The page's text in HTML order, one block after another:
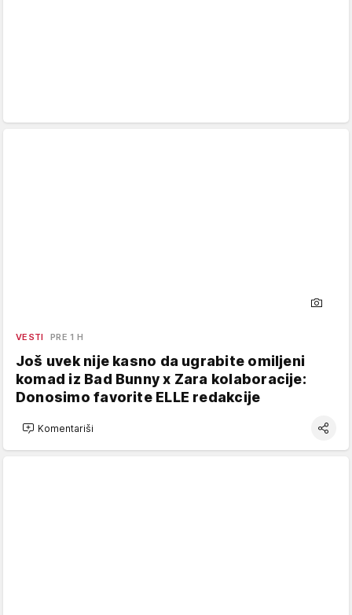
VESTI PRE 1 H
Još uvek nije kasno da ugrabite omiljeni
komad iz Bad Bunny x Zara kolaboracije:
Donosimo favorite ELLE redakcije
Komentariši